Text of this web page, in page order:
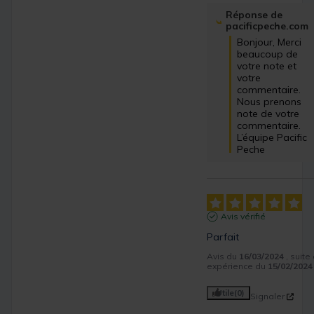
Réponse de
pacificpeche.com
Bonjour, Merci
beaucoup de
votre note et
votre
commentaire.
Nous prenons
note de votre
commentaire.
L’équipe Pacific
Peche
Avis vérifié
Parfait
Avis du 16/03/2024 , suite
expérience du 15/02/2024
Utile(0) Signaler